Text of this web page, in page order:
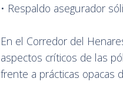
• Respaldo asegurador
En el Corredor del
aspectos críticos de las
frente a prácticas opacas